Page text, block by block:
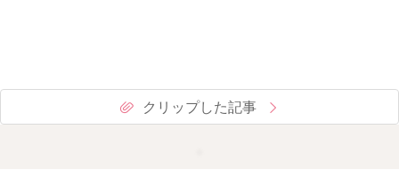
クリップした記事